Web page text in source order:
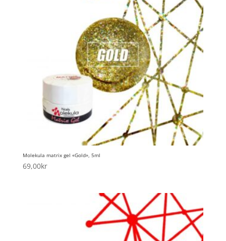
Molekula matrix gel «Gold», 5ml
69,00kr